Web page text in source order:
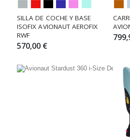
SILLA DE COCHE Y BASE
ISOFIX AVIONAUT AEROFIX
RWF
570,00 €